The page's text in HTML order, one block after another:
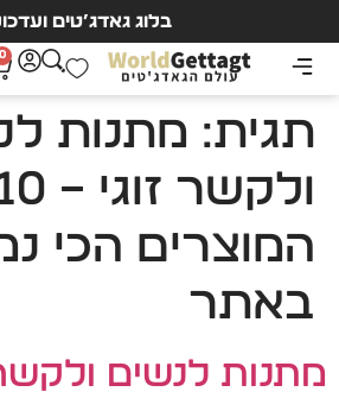
בלוג גאדג’טים
0
תגית: מתנות
ולקשר זוגי
המוצרים הכי
באתר